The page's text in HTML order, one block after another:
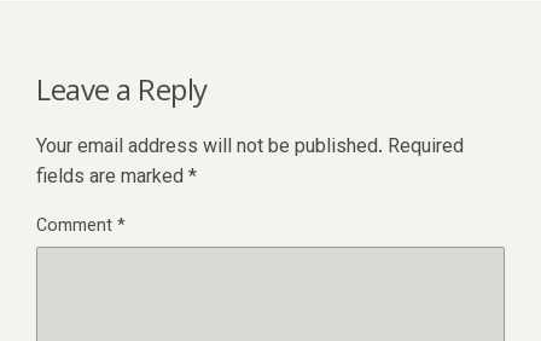
Leave a Reply
Your email address will not be published. Required
fields are marked *
Comment*